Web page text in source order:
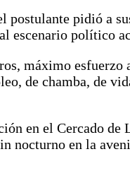
postulante pidió a
escenario político
máximo esfuerzo
de chamba, de
en el Cercado de
nocturno en la